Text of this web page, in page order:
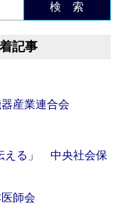
検 索
記事
産業連合会
える」 中央社会保
師会